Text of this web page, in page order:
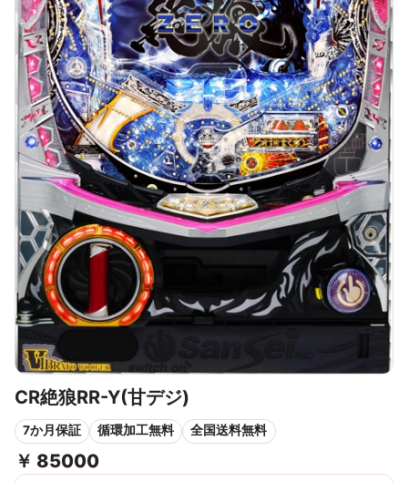
CR絶狼RR-Y(甘デジ)
7か月保証 循環加工無料 全国送料無料
￥ 85000